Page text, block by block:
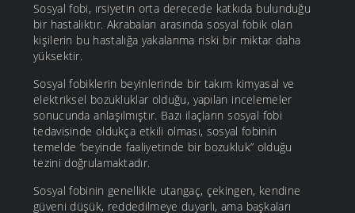
Sosyal fobi, ırsiyetin orta derecede katkıda bulunduğu
bir hastalıktır. Akrabaları arasında sosyal fobik olan
kişilerin bu hastalığa yakalanma riski bir miktar daha
yüksektir.
Sosyal fobiklerin beyinlerinde bir takım kimyasal ve
elektriksel bozukluklar olduğu, yapılan incelemeler
sonucunda anlaşılmıştır. Bazı ilaçların sosyal fobi
tedavisinde oldukça etkili olması, sosyal fobinin
temelde ‘beyinde faaliyetinde bir bozukluk” olduğu
tezini doğrulamaktadır.
Sosyal fobinin genellikle utangaç, çekingen, kendine
güveni düşük, reddedilmeye duyarlı, ama başkaları